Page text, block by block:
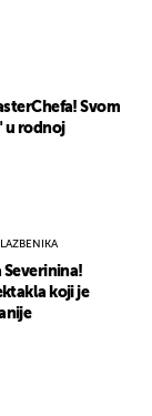
Svom
u rodnoj
Severinina!
koji je